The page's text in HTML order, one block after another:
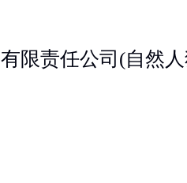
有限责任公司(自然